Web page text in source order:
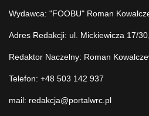
Wydawca: "FOOBU" Roman
Adres Redakcji: ul. Mickiewicza 17/
Redaktor Naczelny: Roman
Telefon: +48 503 142 937
mail: redakcja@portalwrc.pl